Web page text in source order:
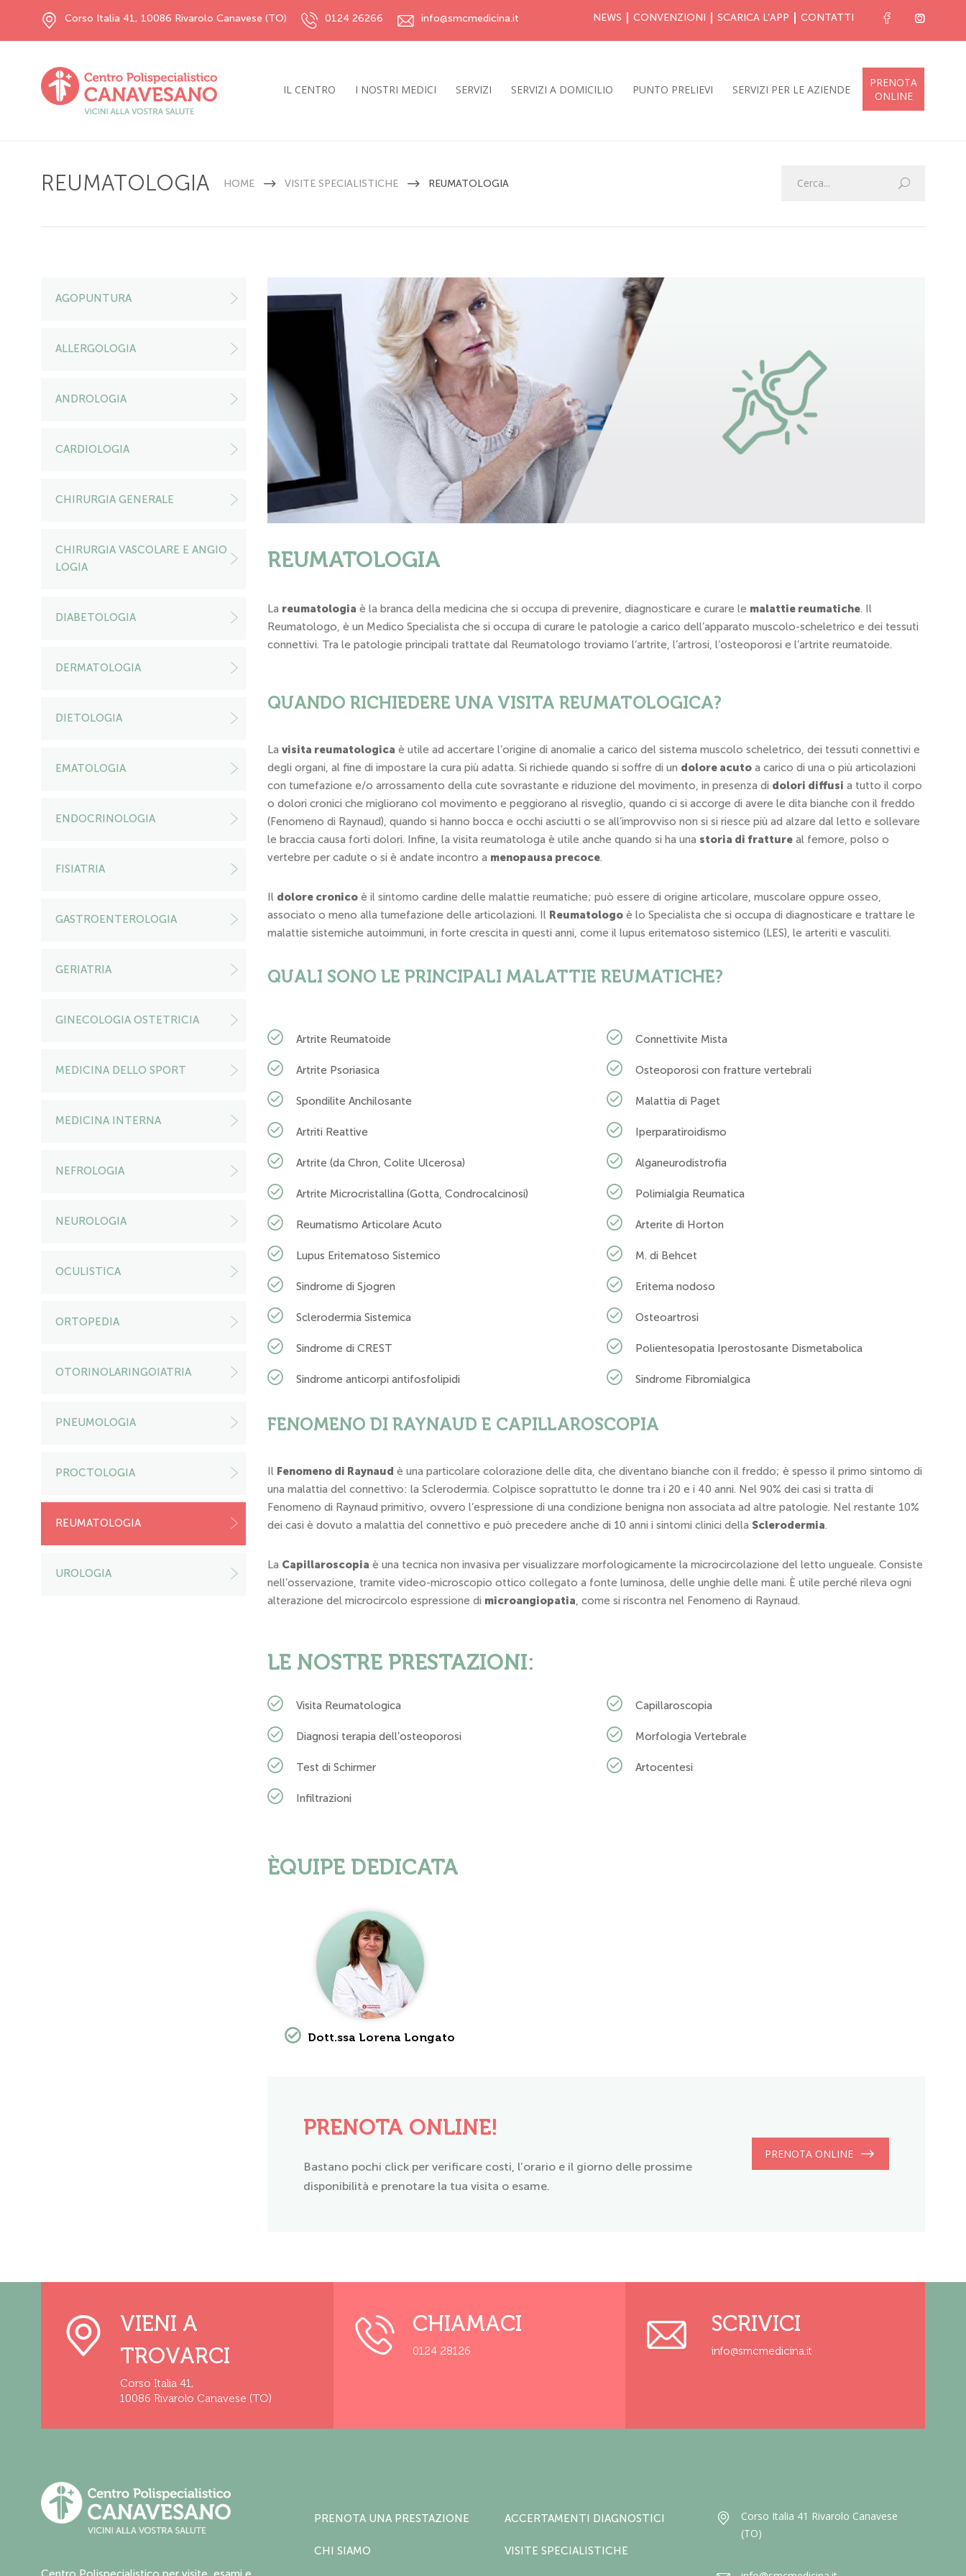
Corso Italia 41, 10086 Rivarolo Canavese (TO) 0124 26266 info@smcmedicina.it NEWS CONVENZIONI SCARICA L’APP CONTATTI
IL CENTRO I NOSTRI MEDICI SERVIZI SERVIZI A DOMICILIO PUNTO PRELIEVI SERVIZI PER LE AZIENDE
PRENOTA
ONLINE
REUMATOLOGIA HOME VISITE SPECIALISTICHE REUMATOLOGIA
AGOPUNTURA
ALLERGOLOGIA
ANDROLOGIA
CARDIOLOGIA
CHIRURGIA GENERALE
CHIRURGIA VASCOLARE E ANGIO
LOGIA
DIABETOLOGIA
DERMATOLOGIA
DIETOLOGIA
EMATOLOGIA
ENDOCRINOLOGIA
FISIATRIA
GASTROENTEROLOGIA
GERIATRIA
GINECOLOGIA OSTETRICIA
MEDICINA DELLO SPORT
MEDICINA INTERNA
NEFROLOGIA
NEUROLOGIA
OCULISTICA
ORTOPEDIA
OTORINOLARINGOIATRIA
PNEUMOLOGIA
PROCTOLOGIA
REUMATOLOGIA
UROLOGIA
REUMATOLOGIA
La reumatologia è la branca della medicina che si occupa di prevenire, diagnosticare e curare le malattie reumatiche. Il
Reumatologo, è un Medico Specialista che si occupa di curare le patologie a carico dell’apparato muscolo-scheletrico e dei tessuti
connettivi. Tra le patologie principali trattate dal Reumatologo troviamo l’artrite, l’artrosi, l’osteoporosi e l’artrite reumatoide.
QUANDO RICHIEDERE UNA VISITA REUMATOLOGICA?
La visita reumatologica è utile ad accertare l’origine di anomalie a carico del sistema muscolo scheletrico, dei tessuti connettivi e
degli organi, al fine di impostare la cura più adatta. Si richiede quando si soffre di un dolore acuto a carico di una o più articolazioni
con tumefazione e/o arrossamento della cute sovrastante e riduzione del movimento, in presenza di dolori diffusi a tutto il corpo
o dolori cronici che migliorano col movimento e peggiorano al risveglio, quando ci si accorge di avere le dita bianche con il freddo
(Fenomeno di Raynaud), quando si hanno bocca e occhi asciutti o se all’improvviso non si si riesce più ad alzare dal letto e sollevare
le braccia causa forti dolori. Infine, la visita reumatologa è utile anche quando si ha una storia di fratture al femore, polso o
vertebre per cadute o si è andate incontro a menopausa precoce.
Il dolore cronico è il sintomo cardine delle malattie reumatiche; può essere di origine articolare, muscolare oppure osseo,
associato o meno alla tumefazione delle articolazioni. Il Reumatologo è lo Specialista che si occupa di diagnosticare e trattare le
malattie sistemiche autoimmuni, in forte crescita in questi anni, come il lupus eritematoso sistemico (LES), le arteriti e vasculiti.
QUALI SONO LE PRINCIPALI MALATTIE REUMATICHE?
Artrite Reumatoide
Artrite Psoriasica
Spondilite Anchilosante
Artriti Reattive
Artrite (da Chron, Colite Ulcerosa)
Artrite Microcristallina (Gotta, Condrocalcinosi)
Reumatismo Articolare Acuto
Lupus Eritematoso Sistemico
Sindrome di Sjogren
Sclerodermia Sistemica
Sindrome di CREST
Sindrome anticorpi antifosfolipidi
Connettivite Mista
Osteoporosi con fratture vertebrali
Malattia di Paget
Iperparatiroidismo
Alganeurodistrofia
Polimialgia Reumatica
Arterite di Horton
M. di Behcet
Eritema nodoso
Osteoartrosi
Polientesopatia Iperostosante Dismetabolica
Sindrome Fibromialgica
FENOMENO DI RAYNAUD E CAPILLAROSCOPIA
Il Fenomeno di Raynaud è una particolare colorazione delle dita, che diventano bianche con il freddo; è spesso il primo sintomo di
una malattia del connettivo: la Sclerodermia. Colpisce soprattutto le donne tra i 20 e i 40 anni. Nel 90% dei casi si tratta di
Fenomeno di Raynaud primitivo, ovvero l’espressione di una condizione benigna non associata ad altre patologie. Nel restante 10%
dei casi è dovuto a malattia del connettivo e può precedere anche di 10 anni i sintomi clinici della Sclerodermia.
La Capillaroscopia è una tecnica non invasiva per visualizzare morfologicamente la microcircolazione del letto ungueale. Consiste
nell’osservazione, tramite video-microscopio ottico collegato a fonte luminosa, delle unghie delle mani. È utile perché rileva ogni
alterazione del microcircolo espressione di microangiopatia, come si riscontra nel Fenomeno di Raynaud.
LE NOSTRE PRESTAZIONI:
Visita Reumatologica
Diagnosi terapia dell’osteoporosi
Test di Schirmer
Infiltrazioni
Capillaroscopia
Morfologia Vertebrale
Artocentesi
ÈQUIPE DEDICATA
Dott.ssa Lorena Longato
PRENOTA ONLINE!
Bastano pochi click per verificare costi, l’orario e il giorno delle prossime
disponibilità e prenotare la tua visita o esame.
PRENOTA ONLINE
VIENI A
TROVARCI
Corso Italia 41,
10086 Rivarolo Canavese (TO)
CHIAMACI
0124 28126
SCRIVICI
info@smcmedicina.it
PRENOTA UNA PRESTAZIONE ACCERTAMENTI DIAGNOSTICI
CHI SIAMO VISITE SPECIALISTICHE
Corso Italia 41 Rivarolo Canavese
(TO)